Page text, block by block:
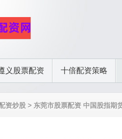
义股票配资 十倍配资策略
资炒股 > 东莞市股票配资 中国股指期